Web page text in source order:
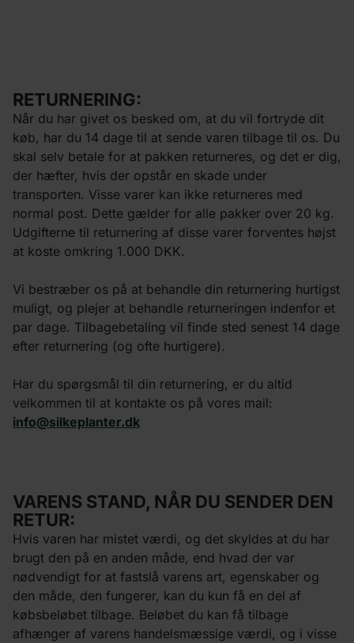
RETURNERING:
Når du har givet os besked om, at du vil fortryde dit
køb, har du 14 dage til at sende varen tilbage til os. Du
skal selv betale for at pakken returneres, og det er dig,
der hæfter, hvis der opstår en skade under
transporten. Visse varer kan ikke returneres med
normal post. Dette gælder for alle pakker over 20 kg.
Udgifterne til returnering af disse varer forventes højst
at koste omkring 1.000 DKK.
Vi bestræber os på at behandle din returnering hurtigst
muligt, og plejer at behandle returneringen indenfor et
par dage. Tilbagebetaling vil finde sted senest 14 dage
efter returnering (og ofte hurtigere).
Har du spørgsmål til din returnering, er du altid
velkommen til at kontakte os på vores mail:
info@silkeplanter.dk
VARENS STAND, NÅR DU SENDER DEN
RETUR:
Hvis varen har mistet værdi, og det skyldes at du har
brugt den på en anden måde, end hvad der var
nødvendigt for at fastslå varens art, egenskaber og
den måde, den fungerer, kan du kun få en del af
købsbeløbet tilbage. Beløbet du kan få tilbage
afhænger af varens handelsmæssige værdi, og i visse